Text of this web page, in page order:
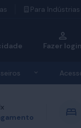
Para Indústrias
Fazer login
de Roupas de Cama
Exibir